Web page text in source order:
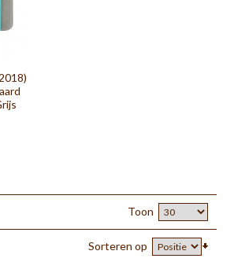
Toon
Sorteren op